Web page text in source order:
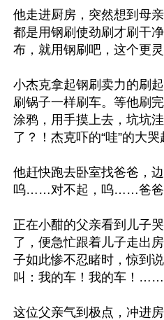
他走进厨房，突然想到母
都是用钢刷使劲刷才刷干
布，就用钢刷吧，这个更灵
小杰克拿起钢刷卖力的刷
刷锅子一样刷车。等他刷
涂鸦，用手摸上去，坑坑
了？！杰克吓的“哇”的大哭
他赶快跑去卧室找爸爸，
呜……对不起，呜……爸爸
正在小酣的父亲看到儿子
了，便急忙跟着儿子走出
子如此惨不忍睹时，惊到
叫：我的车！我的车！……
这位父亲气到极点，冲进